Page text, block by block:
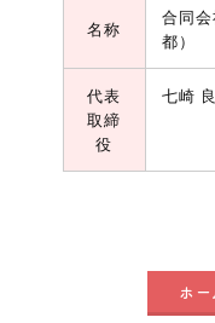
名称
合同
都）
代表
取締
役
七崎
ホ